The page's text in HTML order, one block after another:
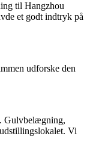
til Hangzhou
et godt indtryk på
udforske den
Gulvbelægning,
Vi